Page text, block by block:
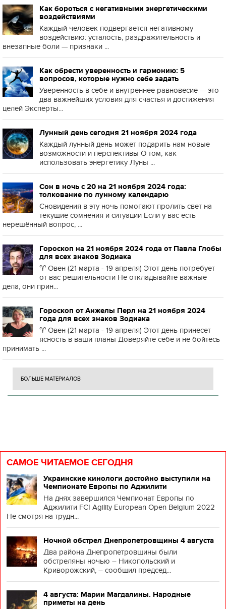
Как бороться с негативными энергетическими
воздействиями
Каждый человек подвергается негативному
воздействию: усталость, раздражительность и
внезапные боли — признаки ...
Как обрести уверенность и гармонию: 5
вопросов, которые нужно себе задать
Уверенность в себе и внутреннее равновесие — это
два важнейших условия для счастья и достижения
целей Эксперты...
Лунный день сегодня 21 ноября 2024 года
Каждый лунный день может подарить нам новые
возможности и перспективы О том, как
использовать энергетику Луны ...
Сон в ночь с 20 на 21 ноября 2024 года:
толкование по лунному календарю
Сновидения в эту ночь помогают пролить свет на
текущие сомнения и ситуации Если у вас есть
нерешённый вопрос, ...
Гороскоп на 21 ноября 2024 года от Павла Глобы
для всех знаков Зодиака
♈️ Овен (21 марта - 19 апреля) Этот день потребует
от вас решительности Не откладывайте важные
дела, они прин...
Гороскоп от Анжелы Перл на 21 ноября 2024
года для всех знаков Зодиака
♈️ Овен (21 марта - 19 апреля) Этот день принесет
ясность в ваши планы Доверяйте себе и не бойтесь
принимать ...
БОЛЬШЕ МАТЕРИАЛОВ
САМОЕ ЧИТАЕМОЕ СЕГОДНЯ
Украинские кинологи достойно выступили на
Чемпионате Европы по Аджилити
На днях завершился Чемпионат Европы по
Аджилити FCI Agility European Open Belgium 2022
Не смотря на трудн...
Ночной обстрел Днепропетровщины 4 августа
Два района Днепропетровщины были
обстреляны ночью – Никопольский и
Криворожский, – сообщил председ...
4 августа: Марии Магдалины. Народные
приметы на день